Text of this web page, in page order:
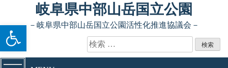
ツールバーを開く
Skip to content岐阜県中部山岳国立公園
－岐阜県中部山岳国立公園活性化推進協議会－
検索: